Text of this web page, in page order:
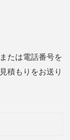
たは電話番号を
積もりをお送り